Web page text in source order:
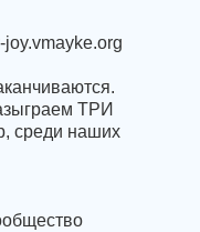
joy.vmayke.org
ТРИ
среди наших